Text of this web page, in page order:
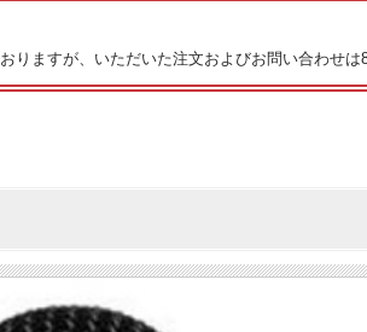
ますが、いただいた注文およびお問い合わせは